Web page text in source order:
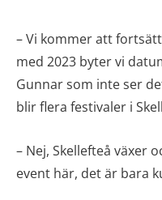
– Vi kommer att
med 2023 byter vi
Gunnar som inte ser
blir flera festivaler i
– Nej, Skellefteå växer
event här, det är bara